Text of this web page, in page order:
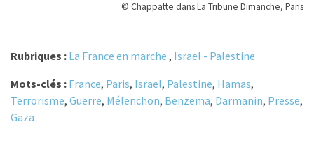
© Chappatte dans La Tribune Dimanche, Paris
Rubriques : La France en marche , Israel - Palestine
Mots-clés : France, Paris, Israel, Palestine, Hamas,
Terrorisme, Guerre, Mélenchon, Benzema, Darmanin, Presse,
Gaza